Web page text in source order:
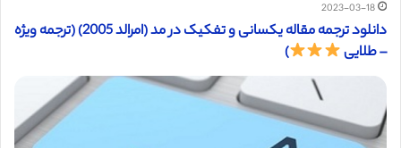
2023-03-18
دانلود ترجمه مقاله یکسانی و تفکیک در مد (امرالد 2005) (ترجمه ویژه
– طلایی
)